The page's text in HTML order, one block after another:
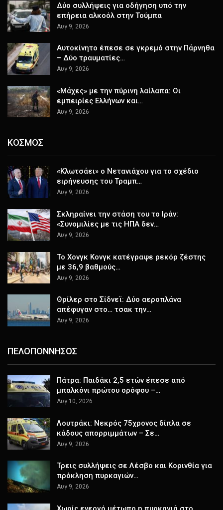
Δύο συλλήψεις για οδήγηση υπό την
επήρεια αλκοόλ στην Τούμπα
Αυγ 9, 2026
Αυτοκίνητο έπεσε σε γκρεμό στην Πάρνηθα
– Δύο τραυματίες…
Αυγ 9, 2026
«Μάχες» με την πύρινη λαίλαπα: Οι
εμπειρίες Ελλήνων και…
Αυγ 9, 2026
ΚΟΣΜΟΣ
«Κλωτσάει» ο Νετανιάχου για το σχέδιο
ειρήνευσης του Τραμπ…
Αυγ 9, 2026
Σκληραίνει την στάση του το Ιράν:
«Συνομιλίες με τις ΗΠΑ δεν…
Αυγ 9, 2026
Το Χονγκ Κονγκ κατέγραψε ρεκόρ ζέστης
με 36,9 βαθμούς…
Αυγ 9, 2026
Θρίλερ στο Σίδνεϊ: Δύο αεροπλάνα
απέφυγαν στο… τσακ την…
Αυγ 9, 2026
ΠΕΛΟΠΟΝΝΗΣΟΣ
Πάτρα: Παιδάκι 2,5 ετών έπεσε από
μπαλκόνι πρώτου ορόφου –…
Αυγ 10, 2026
Λουτράκι: Νεκρός 75χρονος δίπλα σε
κάδους απορριμμάτων – Σε…
Αυγ 9, 2026
Τρεις συλλήψεις σε Λέσβο και Κορινθία για
πρόκληση πυρκαγιών…
Αυγ 9, 2026